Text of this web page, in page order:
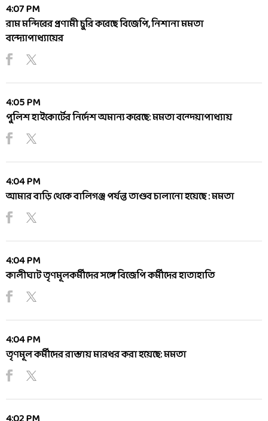
4:07 PM
রাম মন্দিরের প্রণামী চুরি করেছে বিজেপি, নিশানা মমতা
বন্দ্যোপাধ্যায়ের
4:05 PM
পুলিশ হাইকোর্টের নির্দেশ অমান্য করেছে: মমতা বন্দ্য়োপাধ্যায়
4:04 PM
আমার বাড়ি থেকে বালিগঞ্জ পর্যন্ত তাণ্ডব চালানো হয়েছে : মমতা
4:04 PM
কালীঘাট তৃণমূলকর্মীদের সঙ্গে বিজেপি কর্মীদের হাতাহাতি
4:04 PM
তৃণমূল কর্মীদের রাস্তায় মারধর করা হয়েছে: মমতা